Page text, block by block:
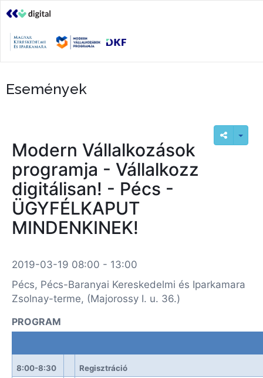
Események
Modern Vállalkozások
programja - Vállalkozz
digitálisan! - Pécs -
ÜGYFÉLKAPUT
MINDENKINEK!
2019-03-19 08:00 - 13:00
Pécs, Pécs-Baranyai Kereskedelmi és Iparkamara
Zsolnay-terme, (Majorossy I. u. 36.)
PROGRAM
8:00-8:30 Regisztráció